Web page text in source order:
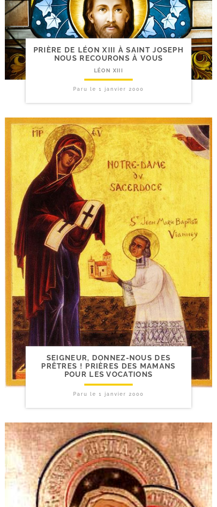
PRIÈRE DE LÉON XIII À SAINT JOSEPH
NOUS RECOURONS À VOUS
LÉON XIII
Paru le 1 janvier 2000
SEIGNEUR, DONNEZ-​NOUS DES
PRÊTRES ! PRIÈRES DES MAMANS
POUR LES VOCATIONS
Paru le 1 janvier 2000